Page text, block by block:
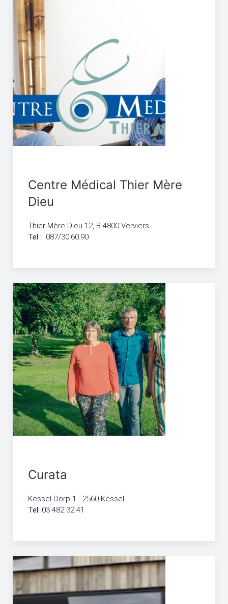
Centre Médical Thier Mère
Dieu
Thier Mère Dieu 12, B-4800 Verviers
Tel : 087/30.60.90
Curata
Kessel-Dorp 1 - 2560 Kessel
Tel: 03 482 32 41